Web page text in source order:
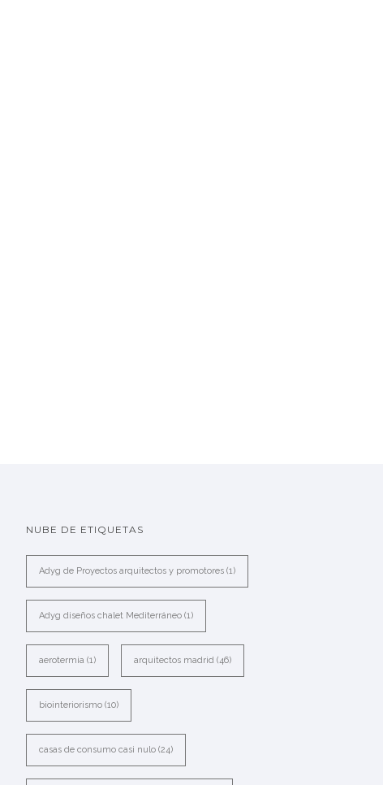
NUBE DE ETIQUETAS
Adyg de Proyectos arquitectos y promotores (1)
Adyg diseños chalet Mediterráneo (1)
aerotermia (1) arquitectos madrid (46)
biointeriorismo (10)
casas de consumo casi nulo (24)